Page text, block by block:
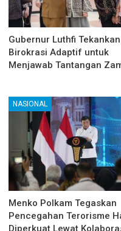
Gubernur Luthfi Tekankan
Birokrasi Adaptif untuk
Menjawab Tantangan
NASIONAL
Menko Polkam Tegaskan
Pencegahan Terorisme
Diperkuat Lewat